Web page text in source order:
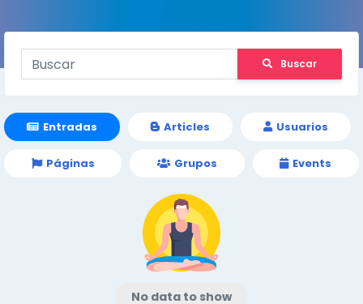
Buscar
Entradas Articles Usuarios
Páginas Grupos Events
No data to show